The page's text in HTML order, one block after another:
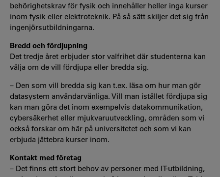
behörighetskrav för fysik och innehåller heller inga kurser
inom fysik eller elektroteknik. På så sätt skiljer det sig från
ingenjörsutbildningarna.
Bredd och fördjupning
Det tredje året erbjuder stor valfrihet där studenterna kan
välja om de vill fördjupa eller bredda sig.
– Den som vill bredda sig kan t.ex. läsa om hur man gör
datasystem användarvänliga. Vill man istället fördjupa sig
kan man göra det inom exempelvis datakommunikation,
cybersäkerhet eller mjukvaruutveckling, områden som vi
också forskar om här på universitetet och som vi kan
erbjuda jättebra kurser inom.
Kontakt med företag
– Det finns ett stort behov av personer med IT-utbildning,